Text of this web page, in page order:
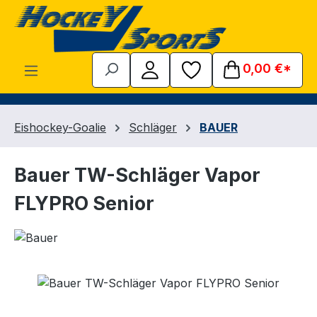
Zum Hauptinhalt springen
0,00 €*
Eishockey-Goalie Schläger BAUER
Bauer TW-Schläger Vapor
FLYPRO Senior
Bildergalerie überspringen